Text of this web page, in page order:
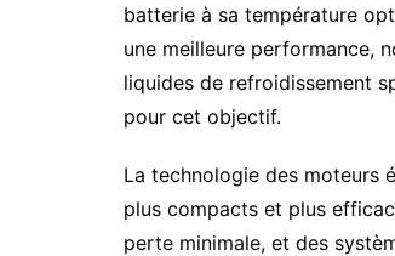
batterie à sa température
une meilleure performance,
liquides de refroidissement
pour cet objectif.
La technologie des moteurs
plus compacts et plus
perte minimale, et des